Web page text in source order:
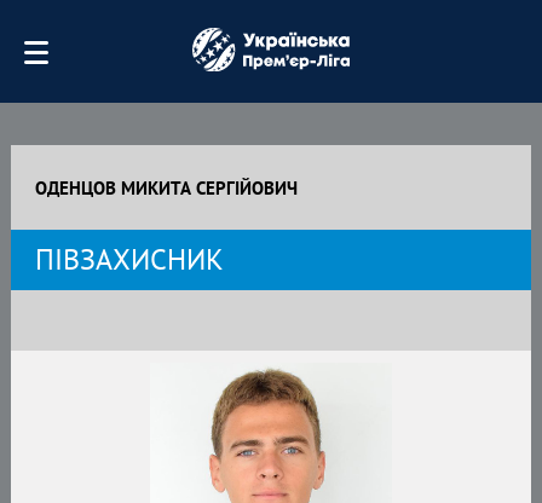
ОДЕНЦОВ МИКИТА СЕРГІЙОВИЧ
ПІВЗАХИСНИК